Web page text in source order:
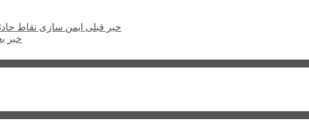
خبر قبلی ایمن سازی نقاط
خبر